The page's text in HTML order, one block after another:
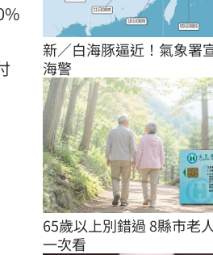
新／白海豚逼近！氣象署
海警
65歲以上別錯過 8縣市老
一次看